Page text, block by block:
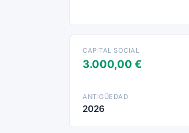
CAPITAL SOCIAL
3.000,00 €
ANTIGÜEDAD
2026